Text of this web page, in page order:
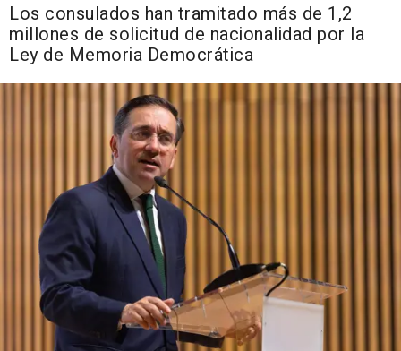
Los consulados han tramitado más de 1,2
millones de solicitud de nacionalidad por la
Ley de Memoria Democrática